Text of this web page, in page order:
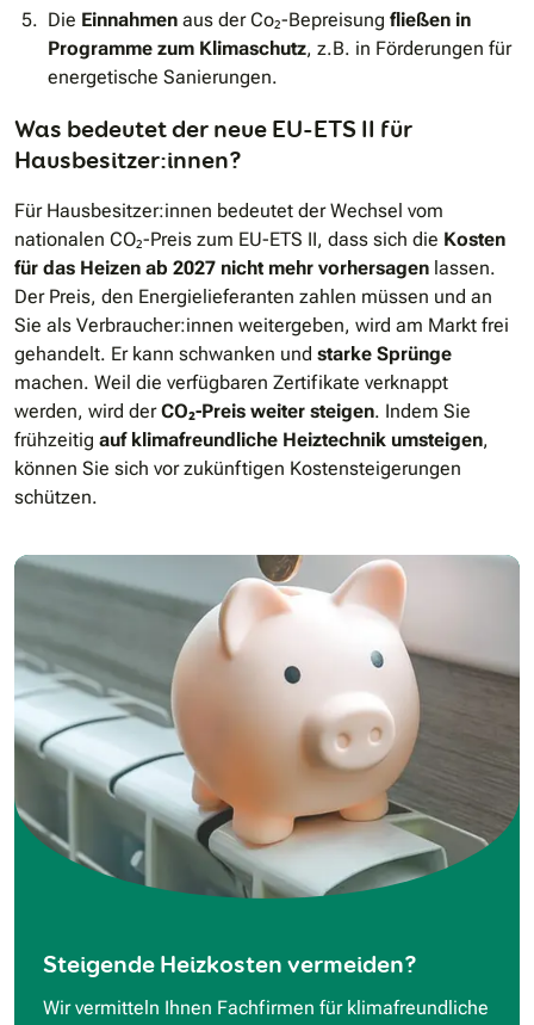
Die Einnahmen aus der Co₂-Bepreisung fließen in
Programme zum Klimaschutz, z.B. in Förderungen für
energetische Sanierungen.
Was bedeutet der neue EU-ETS II für
Hausbesitzer:innen?
Für Hausbesitzer:innen bedeutet der Wechsel vom
nationalen CO₂-Preis zum EU-ETS II, dass sich die Kosten
für das Heizen ab 2027 nicht mehr vorhersagen lassen.
Der Preis, den Energielieferanten zahlen müssen und an
Sie als Verbraucher:innen weitergeben, wird am Markt frei
gehandelt. Er kann schwanken und starke Sprünge
machen. Weil die verfügbaren Zertifikate verknappt
werden, wird derCO₂-Preis weiter steigen. Indem Sie
frühzeitig auf klimafreundliche Heiztechnik umsteigen,
können Sie sich vor zukünftigen Kostensteigerungen
schützen.
Steigende Heizkosten vermeiden?
Wir vermitteln Ihnen Fachfirmen für klimafreundliche